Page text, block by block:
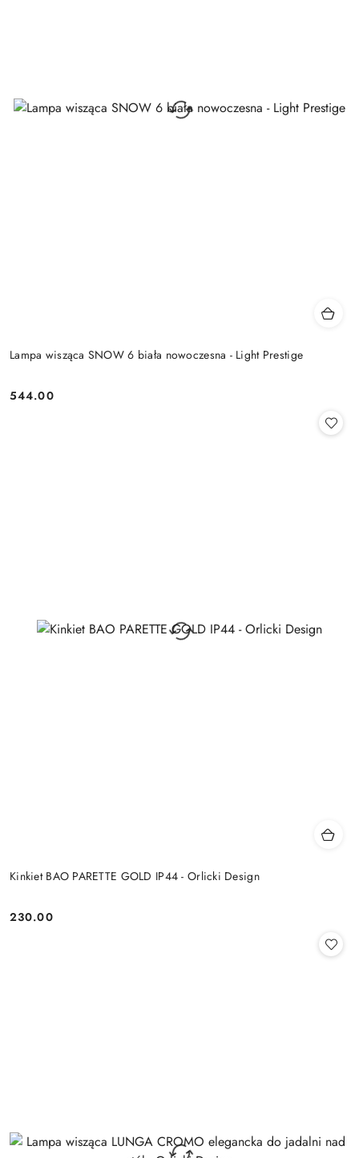
Lampa wisząca SNOW 6 biała nowoczesna - Light Prestige
Cena:
544.00
Kinkiet BAO PARETTE GOLD IP44 - Orlicki Design
Cena:
230.00